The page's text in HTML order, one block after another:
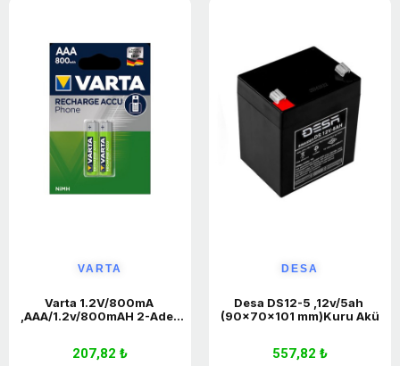
VARTA
Varta 1.2V/800mA
,AAA/1.2v/800mAH 2-Adet
207,82 ₺
DESA
Desa DS12-5 ,12v/5ah
(90x70x101 mm)Kuru Akü
557,82 ₺